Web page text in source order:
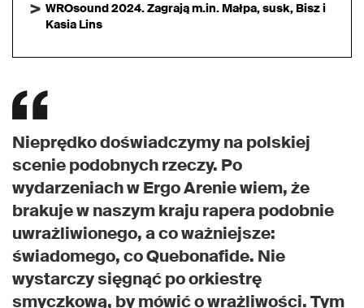
WROsound 2024. Zagrają m.in. Małpa, susk, Bisz i
Kasia Lins
Nieprędko doświadczymy na polskiej
scenie podobnych rzeczy. Po
wydarzeniach wErgo Areniewiem, że
brakuje w naszym kraju rapera podobnie
uwrażliwionego, a co ważniejsze:
świadomego, coQuebonafide. Nie
wystarczy sięgnąć po orkiestrę
smyczkową, by mówić o wrażliwości. Tym